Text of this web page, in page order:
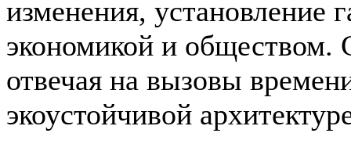
изменения, установление
экономикой и обществом.
отвечая на вызовы
экоустойчивой